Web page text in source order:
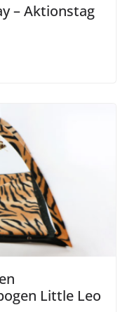
– Aktionstag
Little Leo